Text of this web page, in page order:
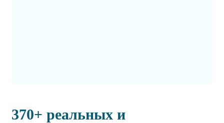
370+ реальных и